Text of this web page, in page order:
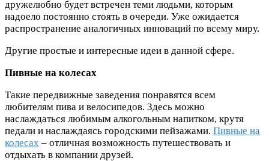
дружелюбно будет встречен теми людьми, которым
надоело постоянно стоять в очереди. Уже ожидается
распространение аналогичных инноваций по всему миру.
Другие простые и интересные идеи в данной сфере.
Пивные на колесах
Такие передвижные заведения понравятся всем
любителям пива и велосипедов. Здесь можно
наслаждаться любимым алкогольным напитком, крутя
педали и наслаждаясь городскими пейзажами. Пивные на
колесах – отличная возможность путешествовать и
отдыхать в компании друзей.